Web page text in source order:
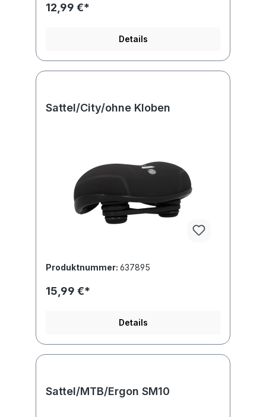
12,99 €*
Details
Sattel/City/ohne Kloben
Produktnummer: 637895
15,99 €*
Details
Sattel/MTB/Ergon SM10